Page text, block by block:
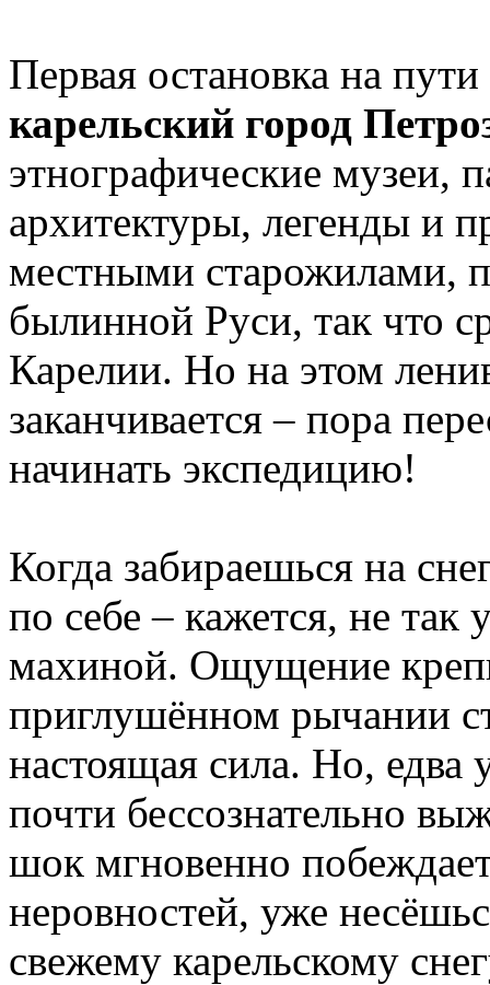
Первая остановка на
карельский город
этнографические музеи,
архитектуры, легенды и
местными старожилами,
былинной Руси, так что
Карелии. Но на этом
заканчивается – пора
начинать экспедицию!
Когда забираешься на
по себе – кажется, не так
махиной. Ощущение
приглушённом рычании
настоящая сила. Но,
почти бессознательно
шок мгновенно
неровностей, уже
свежему карельскому